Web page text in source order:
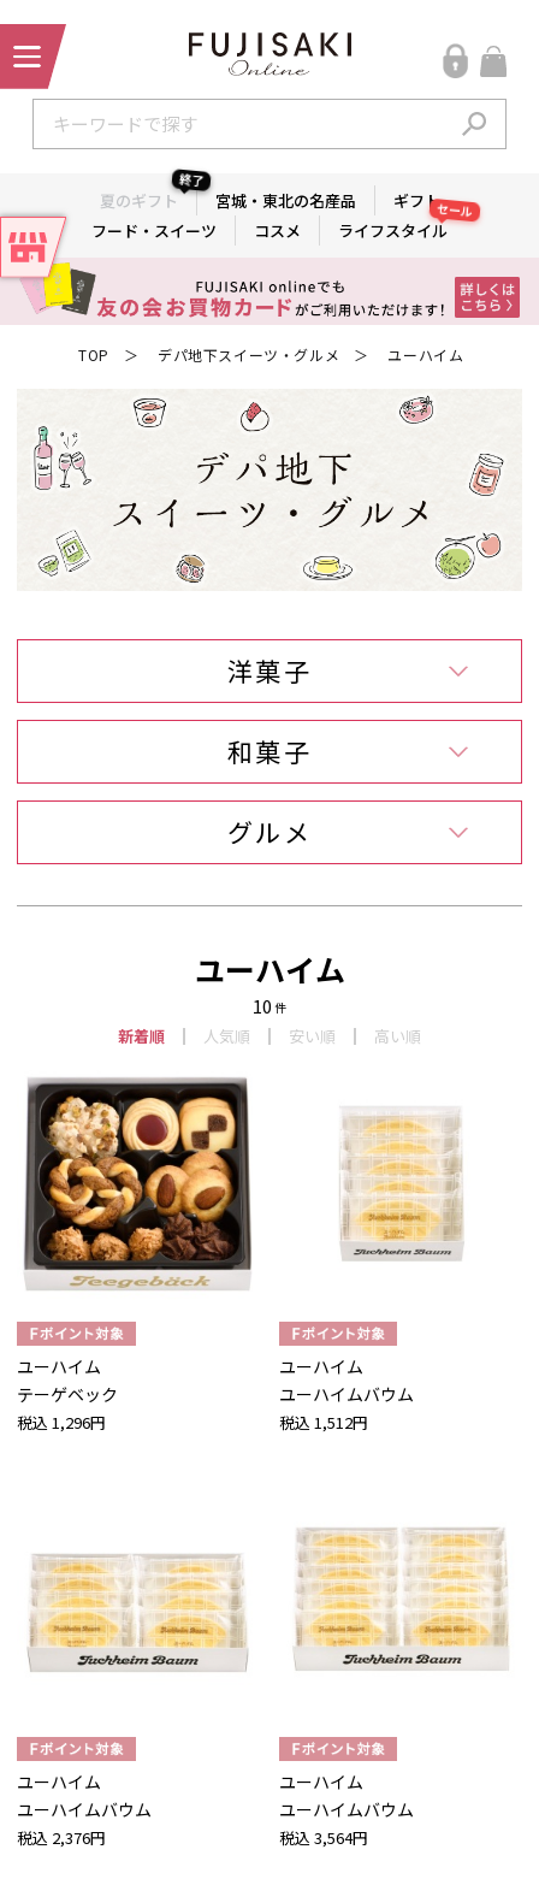
夏のギフト
終了
宮城・東北の名産品
ギフト
フード・スイーツ
コスメ ライフスタイル
セール
TOP ＞ デパ地下スイーツ・グルメ ＞ ユーハイム
洋菓子
和菓子
グルメ
ユーハイム
10 件
新着順 人気順 安い順 高い順
ユーハイム
テーゲベック
税込 1,296円
ユーハイム
ユーハイムバウム
税込 1,512円
ユーハイム
ユーハイムバウム
税込 2,376円
ユーハイム
ユーハイムバウム
税込 3,564円